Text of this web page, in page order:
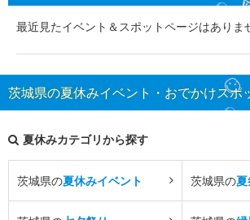
最近見たイベント＆スポットページはありま
茨城県の夏休みイベント・おでかけスポ
夏休みカテゴリから探す
茨城県の夏休みイベント 茨城県の夏